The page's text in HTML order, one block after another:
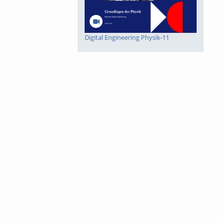
Digital Engineering Physik-11